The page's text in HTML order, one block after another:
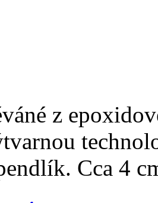
z
Cca 4